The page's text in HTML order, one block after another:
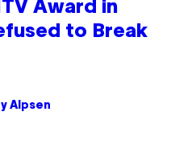
Award in
to Break
Alpsen